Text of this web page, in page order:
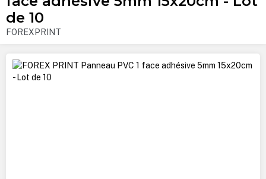
de 10
FOREXPRINT
Ignorer la galerie d'images